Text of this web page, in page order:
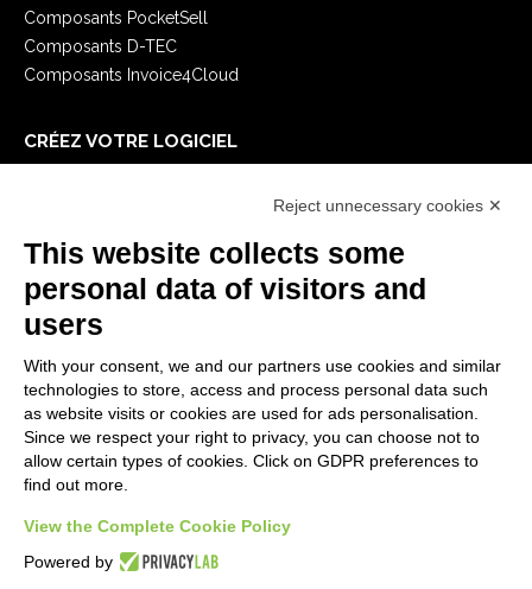
Composants PocketSell
Composants D-TEC
Composants Invoice4Cloud
CRÉEZ VOTRE LOGICIEL
E-Book
MENTIONS LÉGALES
Politiques de confidentialité
Security Policy
Documentation contractuelle et RGPD
Conditions générales de livraison
Conditions du service d'assistance
Paramètres cookie
Reject unnecessary cookies ✕
This website collects some
personal data of visitors and
users
With your consent, we and our partners use cookies and similar
technologies to store, access and process personal data such
as website visits or cookies are used for ads personalisation.
Since we respect your right to privacy, you can choose not to
allow certain types of cookies. Click on GDPR preferences to
find out more.
View the Complete Cookie Policy
Powered by